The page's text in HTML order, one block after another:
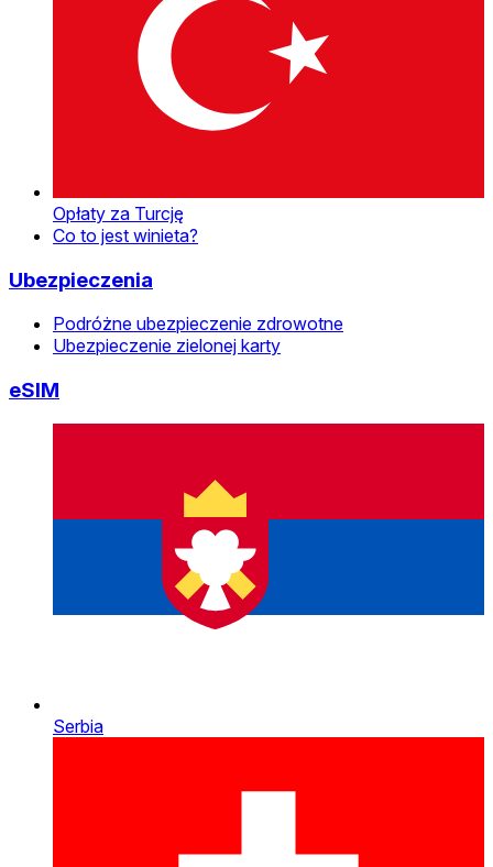
Opłaty za Turcję
Co to jest winieta?
Ubezpieczenia
Podróżne ubezpieczenie zdrowotne
Ubezpieczenie zielonej karty
eSIM
Serbia